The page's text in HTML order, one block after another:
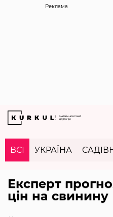
Реклама
ВСІ УКРАЇНА
Експерт
цін на свинину